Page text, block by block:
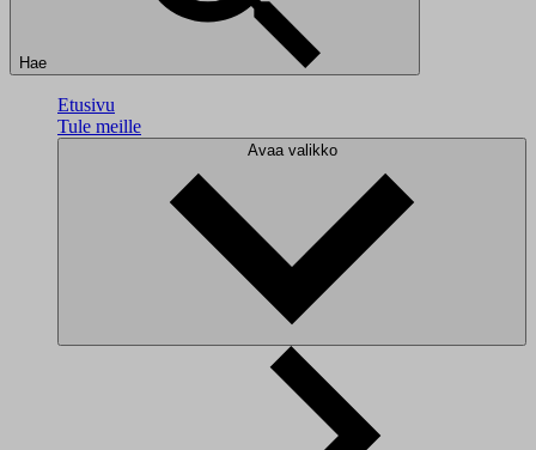
Hae
Etusivu
Tule meille
Avaa valikko